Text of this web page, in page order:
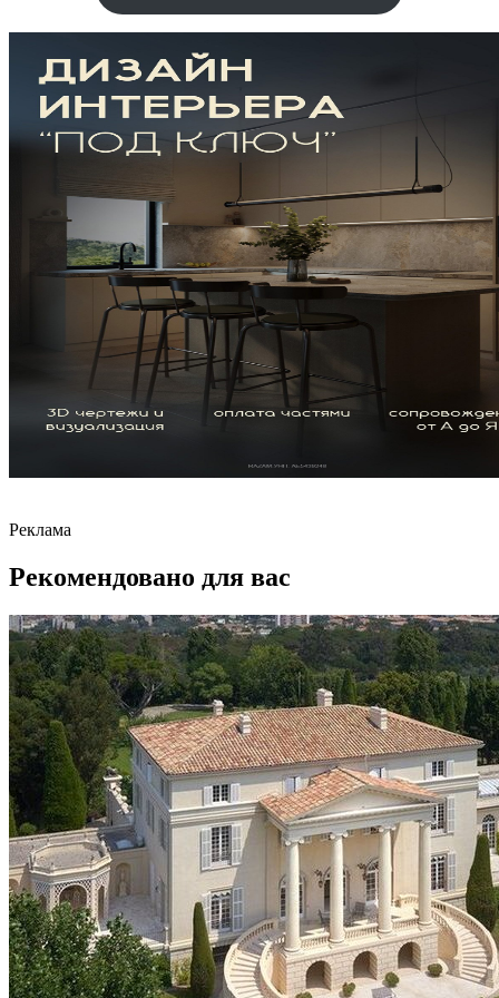
Реклама
Рекомендовано для вас